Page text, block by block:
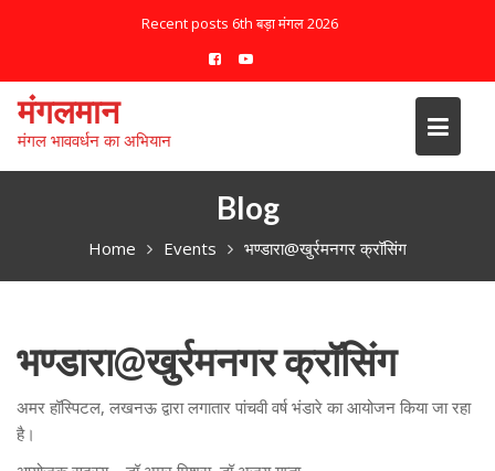
c
e
Recent posts 6th बड़ा मंगल 2026
मंगलमान
मंगल भाववर्धन का अभियान
Blog
Home Events भण्डारा@खुर्रमनगर क्रॉसिंग
भण्डारा@खुर्रमनगर क्रॉसिंग
अमर हॉस्पिटल, लखनऊ द्वारा लगातार पांचवी वर्ष भंडारे का आयोजन किया जा रहा
है।